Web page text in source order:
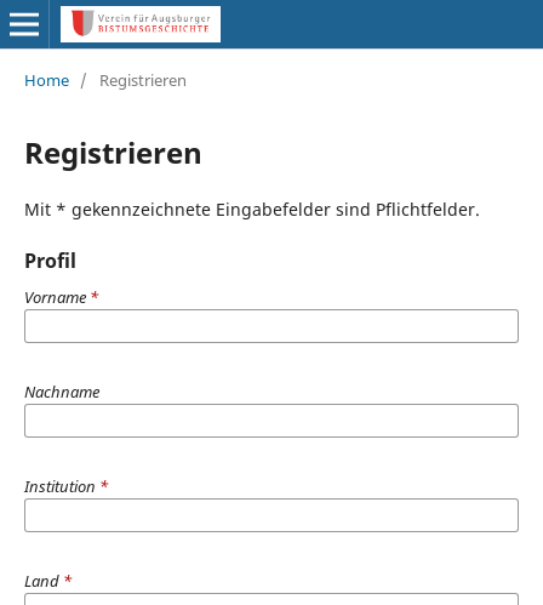
Home / Registrieren
Registrieren
Mit * gekennzeichnete Eingabefelder sind Pflichtfelder.
Profil
Vorname *
Nachname
Institution *
Land *